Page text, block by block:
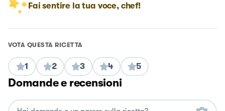
Fai sentire la tua voce, chef!
VOTA QUESTA RICETTA
1 2 3 4 5
Domande e recensioni